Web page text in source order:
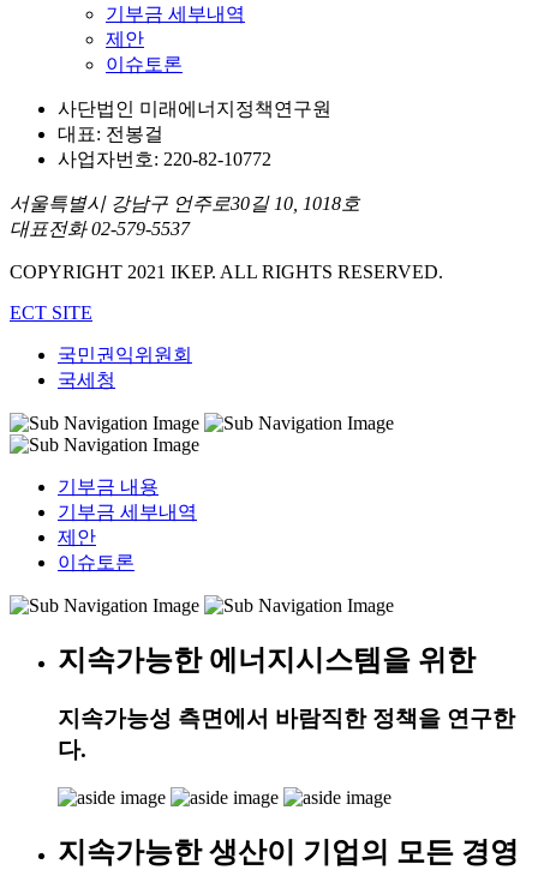
기부금 세부내역
제안
이슈토론
사단법인 미래에너지정책연구원
대표: 전봉걸
사업자번호: 220-82-10772
서울특별시 강남구 언주로30길 10, 1018호
대표전화 02-579-5537
COPYRIGHT 2021 IKEP. ALL RIGHTS RESERVED.
ECT SITE
국민권익위원회
국세청
기부금 내용
기부금 세부내역
제안
이슈토론
지속가능한 에너지시스템을 위한
지속가능성 측면에서 바람직한 정책을 연구한
다.
지속가능한 생산이 기업의 모든 경영